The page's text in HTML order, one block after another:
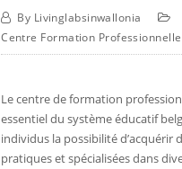
By Livinglabsinwallonia
Centre Formation Professionnelle
Le centre de formation
essentiel du système éducatif
individus la possibilité d’acquérir
pratiques et spécialisées dans